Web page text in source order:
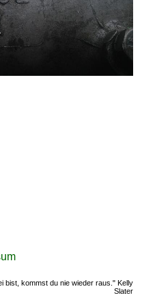
bist, kommst du nie wieder raus." Kelly
Slater